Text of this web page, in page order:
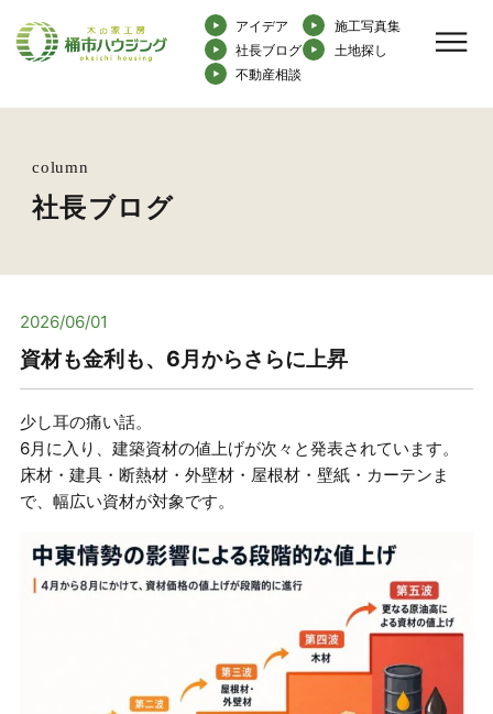
アイデア
施工写真集
社長ブログ
土地探し
不動産相談
column
社長ブログ
2026/06/01
資材も金利も、6月からさらに上昇
少し耳の痛い話。
6月に入り、建築資材の値上げが次々と発表されています。
床材・建具・断熱材・外壁材・屋根材・壁紙・カーテンま
で、幅広い資材が対象です。